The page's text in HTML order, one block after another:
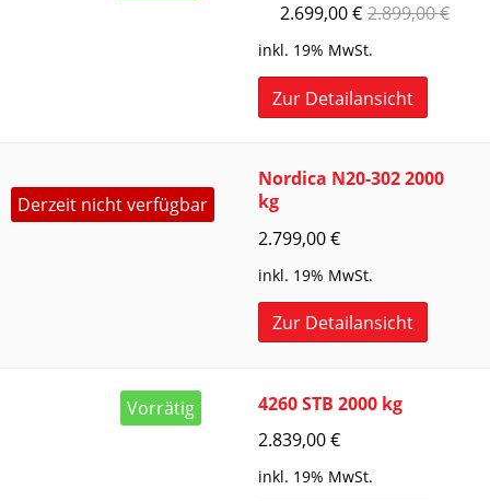
2.699,00€ 2.899,00€
inkl. 19% MwSt.
Zur Detailansicht
Derzeit nicht verfügbar
Nordica N20-302 2000
kg
2.799,00€
inkl. 19% MwSt.
Zur Detailansicht
Vorrätig
4260 STB 2000 kg
2.839,00€
inkl. 19% MwSt.